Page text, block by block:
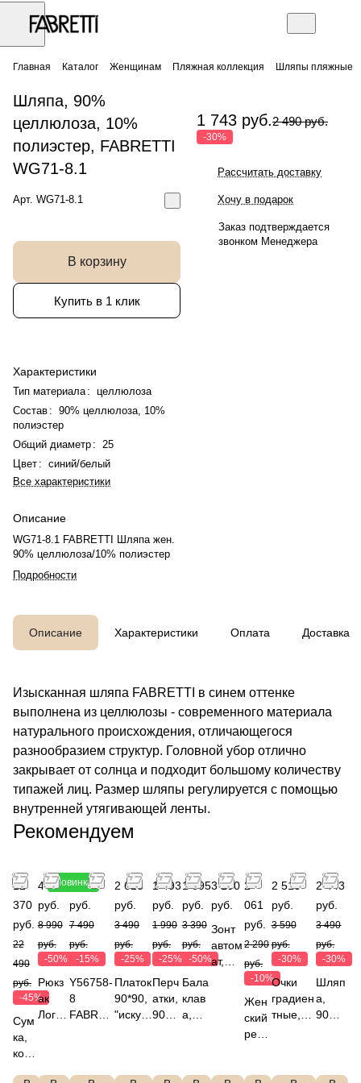
Главная Каталог Женщинам Пляжная коллекция Шляпы пляжные
Шляпа, 90%
целлюлоза, 10%
полиэстер, FABRETTI
WG71-8.1
Арт. WG71-8.1
В корзину
Купить в 1 клик
Характеристики
Тип материала : целлюлоза
Состав : 90% целлюлоза, 10%
полиэстер
Общий диаметр : 25
Цвет : синий/белый
Все характеристики
Описание
WG71-8.1 FABRETTI Шляпа жен.
90% целлюлоза/10% полиэстер
Подробности
1 743 руб.2 490 руб.
-30%
Рассчитать доставку
Хочу в подарок
Заказ подтверждается
звонком Менеджера
Описание Характеристики Оплата Доставка
Изысканная шляпа FABRETTI в синем оттенке
выполнена из целлюлозы - современного материала
натурального происхождения, отличающегося
разнообразием структур. Головной убор отлично
закрывает от солнца и подходит большому количеству
типажей лиц. Размер шляпы регулируется с помощью
внутренней утягивающей ленты.
Рекомендуем
12
370
руб.
22
490
руб.
-45%
Сум
ка,
кож
Новинка
4 495
руб.
8 990
руб.
-50%
Рюкз
ак
Лого
лен",
6 367
руб.
7 490
руб.
-15%
Y56758-
8
FABRET
ая 100%
2 618
руб.
3 490
руб.
-25%
Платок
90*90,
"искусс
100%
1 493
руб.
1 990
руб.
-25%
Перч
атки,
90%
эласт
1 695
руб.
3 390
руб.
-50%
Бала
клав
а,
50%
3 190
руб.
Зонт
автом
ат,
FABR
2
061
руб.
2 290
руб.
-10%
Жен
ский
рем
2 513
руб.
3 590
руб.
-30%
Очки
градиен
тные,
ия 2
2 443
руб.
3 490
руб.
-30%
Шляп
а,
90%
10%